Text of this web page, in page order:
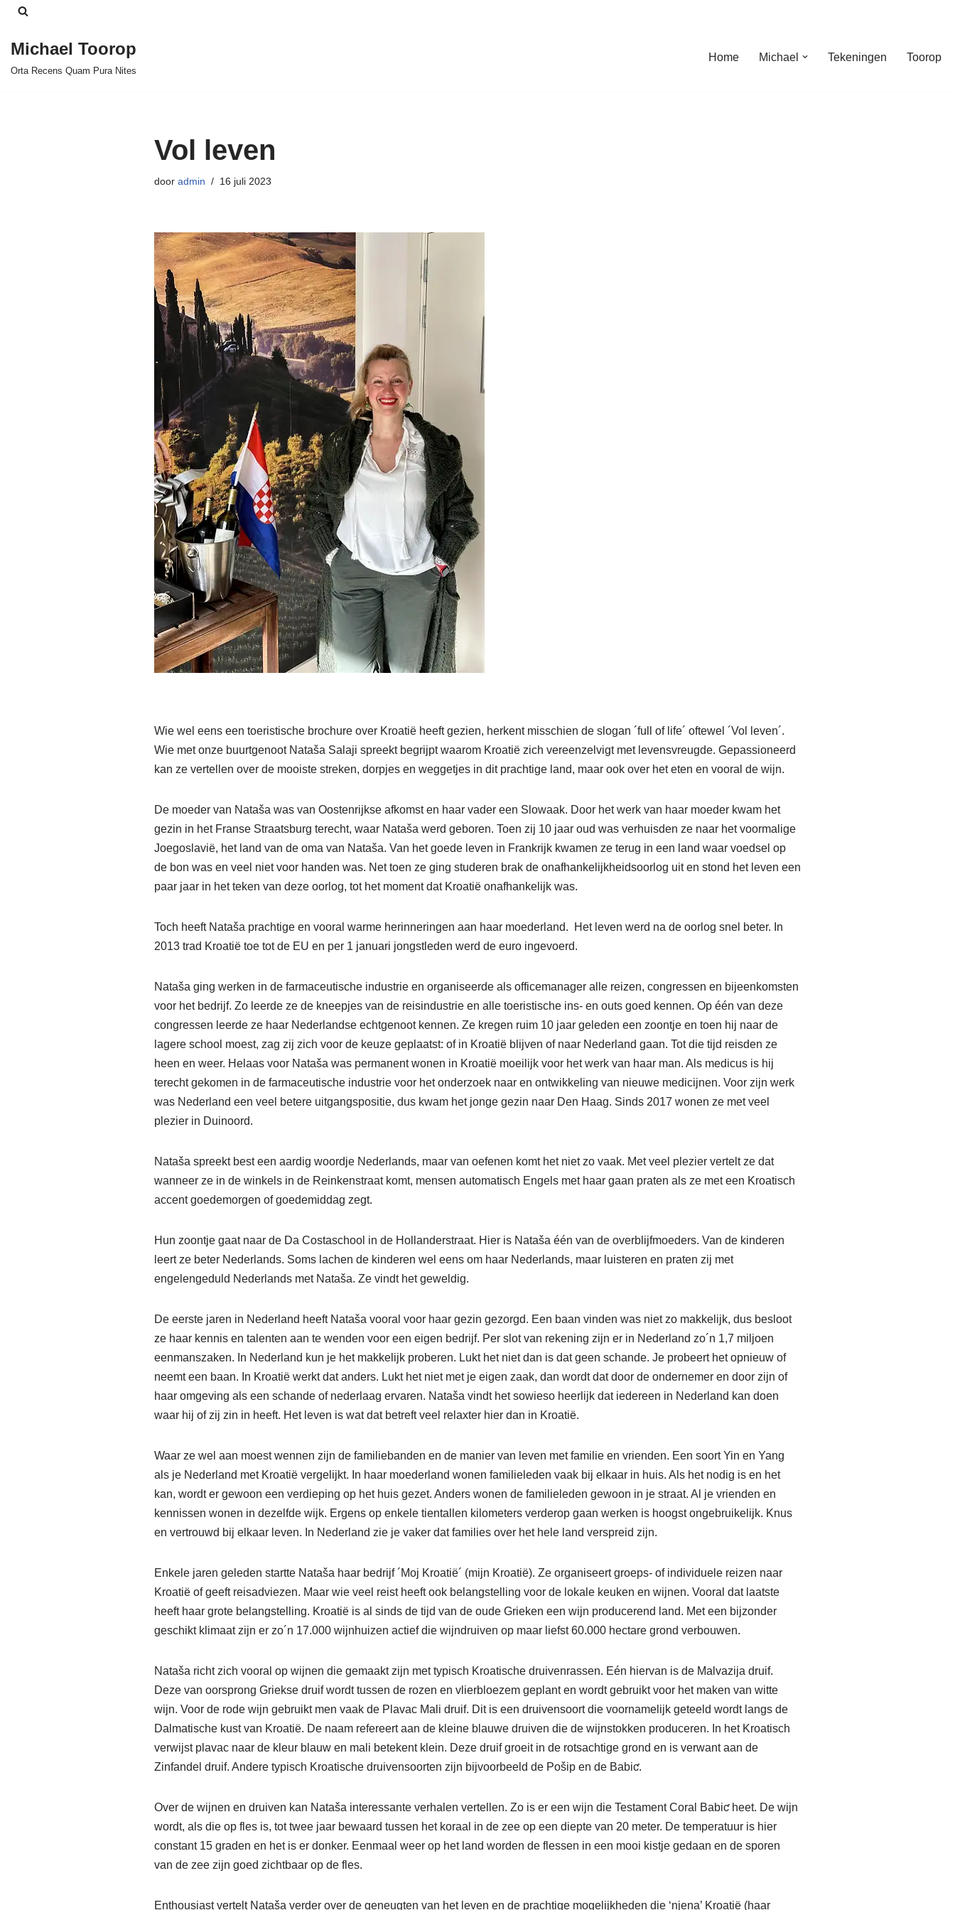
naar
de
Michael Toorop
Orta Recens Quam Pura Nites
Home Michael Tekeningen Toorop
Vol leven
door admin 16 juli 2023
Wie wel eens een toeristische brochure over Kroatië heeft gezien, herkent misschien de slogan ´full of life´ oftewel ´Vol leven´.
Wie met onze buurtgenoot Nataša Salaji spreekt begrijpt waarom Kroatië zich vereenzelvigt met levensvreugde. Gepassioneerd
kan ze vertellen over de mooiste streken, dorpjes en weggetjes in dit prachtige land, maar ook over het eten en vooral de wijn.
De moeder van Nataša was van Oostenrijkse afkomst en haar vader een Slowaak. Door het werk van haar moeder kwam het
gezin in het Franse Straatsburg terecht, waar Nataša werd geboren. Toen zij 10 jaar oud was verhuisden ze naar het voormalige
Joegoslavië, het land van de oma van Nataša. Van het goede leven in Frankrijk kwamen ze terug in een land waar voedsel op
de bon was en veel niet voor handen was. Net toen ze ging studeren brak de onafhankelijkheidsoorlog uit en stond het leven een
paar jaar in het teken van deze oorlog, tot het moment dat Kroatië onafhankelijk was.
Toch heeft Nataša prachtige en vooral warme herinneringen aan haar moederland. Het leven werd na de oorlog snel beter. In
2013 trad Kroatië toe tot de EU en per 1 januari jongstleden werd de euro ingevoerd.
Nataša ging werken in de farmaceutische industrie en organiseerde als officemanager alle reizen, congressen en bijeenkomsten
voor het bedrijf. Zo leerde ze de kneepjes van de reisindustrie en alle toeristische ins- en outs goed kennen. Op één van deze
congressen leerde ze haar Nederlandse echtgenoot kennen. Ze kregen ruim 10 jaar geleden een zoontje en toen hij naar de
lagere school moest, zag zij zich voor de keuze geplaatst: of in Kroatië blijven of naar Nederland gaan. Tot die tijd reisden ze
heen en weer. Helaas voor Nataša was permanent wonen in Kroatië moeilijk voor het werk van haar man. Als medicus is hij
terecht gekomen in de farmaceutische industrie voor het onderzoek naar en ontwikkeling van nieuwe medicijnen. Voor zijn werk
was Nederland een veel betere uitgangspositie, dus kwam het jonge gezin naar Den Haag. Sinds 2017 wonen ze met veel
plezier in Duinoord.
Nataša spreekt best een aardig woordje Nederlands, maar van oefenen komt het niet zo vaak. Met veel plezier vertelt ze dat
wanneer ze in de winkels in de Reinkenstraat komt, mensen automatisch Engels met haar gaan praten als ze met een Kroatisch
accent goedemorgen of goedemiddag zegt.
Hun zoontje gaat naar de Da Costaschool in de Hollanderstraat. Hier is Nataša één van de overblijfmoeders. Van de kinderen
leert ze beter Nederlands. Soms lachen de kinderen wel eens om haar Nederlands, maar luisteren en praten zij met
engelengeduld Nederlands met Nataša. Ze vindt het geweldig.
De eerste jaren in Nederland heeft Nataša vooral voor haar gezin gezorgd. Een baan vinden was niet zo makkelijk, dus besloot
ze haar kennis en talenten aan te wenden voor een eigen bedrijf. Per slot van rekening zijn er in Nederland zo´n 1,7 miljoen
eenmanszaken. In Nederland kun je het makkelijk proberen. Lukt het niet dan is dat geen schande. Je probeert het opnieuw of
neemt een baan. In Kroatië werkt dat anders. Lukt het niet met je eigen zaak, dan wordt dat door de ondernemer en door zijn of
haar omgeving als een schande of nederlaag ervaren. Nataša vindt het sowieso heerlijk dat iedereen in Nederland kan doen
waar hij of zij zin in heeft. Het leven is wat dat betreft veel relaxter hier dan in Kroatië.
Waar ze wel aan moest wennen zijn de familiebanden en de manier van leven met familie en vrienden. Een soort Yin en Yang
als je Nederland met Kroatië vergelijkt. In haar moederland wonen familieleden vaak bij elkaar in huis. Als het nodig is en het
kan, wordt er gewoon een verdieping op het huis gezet. Anders wonen de familieleden gewoon in je straat. Al je vrienden en
kennissen wonen in dezelfde wijk. Ergens op enkele tientallen kilometers verderop gaan werken is hoogst ongebruikelijk. Knus
en vertrouwd bij elkaar leven. In Nederland zie je vaker dat families over het hele land verspreid zijn.
Enkele jaren geleden startte Nataša haar bedrijf ´Moj Kroatië´ (mijn Kroatië). Ze organiseert groeps- of individuele reizen naar
Kroatië of geeft reisadviezen. Maar wie veel reist heeft ook belangstelling voor de lokale keuken en wijnen. Vooral dat laatste
heeft haar grote belangstelling. Kroatië is al sinds de tijd van de oude Grieken een wijn producerend land. Met een bijzonder
geschikt klimaat zijn er zo´n 17.000 wijnhuizen actief die wijndruiven op maar liefst 60.000 hectare grond verbouwen.
Nataša richt zich vooral op wijnen die gemaakt zijn met typisch Kroatische druivenrassen. Eén hiervan is de Malvazija druif.
Deze van oorsprong Griekse druif wordt tussen de rozen en vlierbloezem geplant en wordt gebruikt voor het maken van witte
wijn. Voor de rode wijn gebruikt men vaak de Plavac Mali druif. Dit is een druivensoort die voornamelijk geteeld wordt langs de
Dalmatische kust van Kroatië. De naam refereert aan de kleine blauwe druiven die de wijnstokken produceren. In het Kroatisch
verwijst plavac naar de kleur blauw en mali betekent klein. Deze druif groeit in de rotsachtige grond en is verwant aan de
Zinfandel druif. Andere typisch Kroatische druivensoorten zijn bijvoorbeeld de Pošip en de Babiƈ.
Over de wijnen en druiven kan Nataša interessante verhalen vertellen. Zo is er een wijn die Testament Coral Babiƈ heet. De wijn
wordt, als die op fles is, tot twee jaar bewaard tussen het koraal in de zee op een diepte van 20 meter. De temperatuur is hier
constant 15 graden en het is er donker. Eenmaal weer op het land worden de flessen in een mooi kistje gedaan en de sporen
van de zee zijn goed zichtbaar op de fles.
Enthousiast vertelt Nataša verder over de geneugten van het leven en de prachtige mogelijkheden die ‘njena’ Kroatië (haar